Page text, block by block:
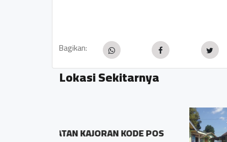
Bagikan:
Lokasi Sekitarnya
BALAI DESA PRINGOMBO
Sidosari Rt/Rw 01/01